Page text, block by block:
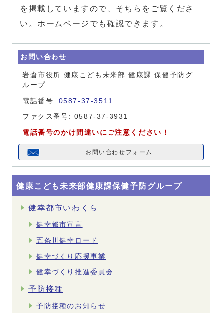
を掲載していますので、そちらをご覧くださ
い。ホームページでも確認できます。
お問い合わせ
岩倉市役所 健康こども未来部 健康課 保健予防グ
ループ
電話番号: 0587-37-3511
ファクス番号: 0587-37-3931
電話番号のかけ間違いにご注意ください！
お問い合わせフォーム
健康こども未来部健康課保健予防グループ
健幸都市いわくら
健幸都市宣言
五条川健幸ロード
健幸づくり応援事業
健幸づくり推進委員会
予防接種
予防接種のお知らせ